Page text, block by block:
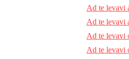
Ad te levavi
Ad te levavi
Ad te levavi
Ad te levavi